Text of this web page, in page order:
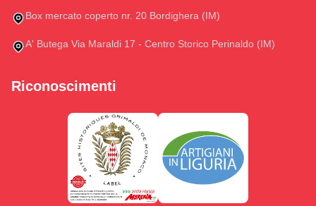
Box mercato coperto nr. 20 Bordighera (IM)
A' Butega Via Maraldi 17 - Centro Storico Perinaldo (IM)
Riconoscimenti